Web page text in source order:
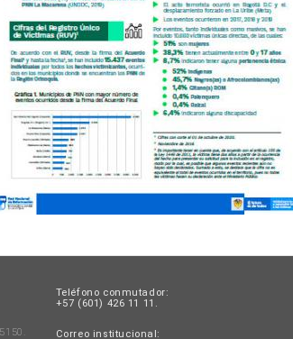
Teléfono conmutador:
+57 (601) 426 11 11.
Correo institucional: